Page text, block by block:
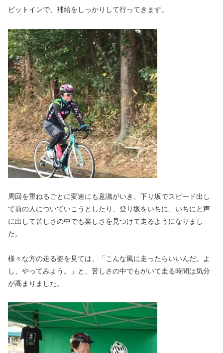
ピットインで、補給をしっかりして行ってきます。
周回を重ねるごとに変速にも意識がいき、下り坂でスピード出し
て前の人についていこうとしたり、登り坂をいちに、いちにと声
に出して苦しさの中でも楽しさを見つけて走るようになりまし
た。
様々な方の走る姿を見ては、「こんな風に走ったらいいんだ。よ
し、やってみよう。」と、苦しさの中でもがいて走る時間は気分
が高まりました。